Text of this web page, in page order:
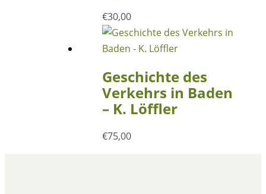
€30,00
Geschichte des
Verkehrs in Baden
– K. Löffler
€75,00